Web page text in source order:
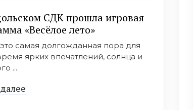
СДК прошла игровая
«Весёлое лето»
самая долгожданная пора для
ярких впечатлений, солнца и
...